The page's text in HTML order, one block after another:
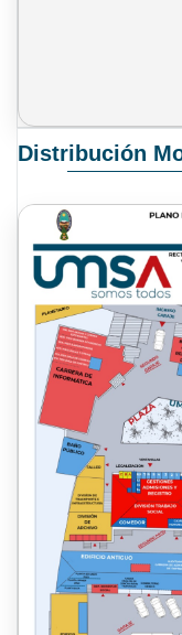
Distribución